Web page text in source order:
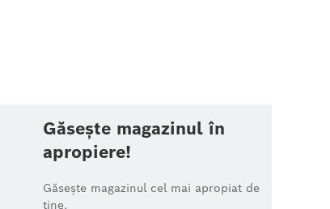
Găsește magazinul în
apropiere!
Găsește magazinul cel mai apropiat de
tine.